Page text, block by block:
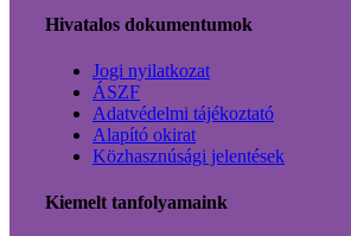
Hivatalos dokumentumok
Jogi nyilatkozat
ÁSZF
Adatvédelmi tájékoztató
Alapító okirat
Közhasznúsági jelentések
Kiemelt tanfolyamaink